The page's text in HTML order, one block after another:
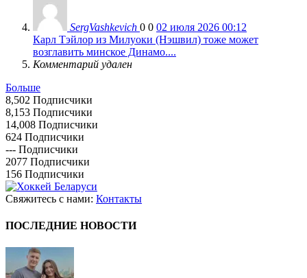
SergVashkevich 0 0 02 июля 2026 00:12
Карл Тэйлор из Милуоки (Нэшвил) тоже может
возглавить минское Динамо....
Комментарий удален
Больше
8,502 Подписчики
8,153 Подписчики
14,008 Подписчики
624 Подписчики
--- Подписчики
2077 Подписчики
156 Подписчики
Свяжитесь с нами: Контакты
ПОСЛЕДНИЕ НОВОСТИ